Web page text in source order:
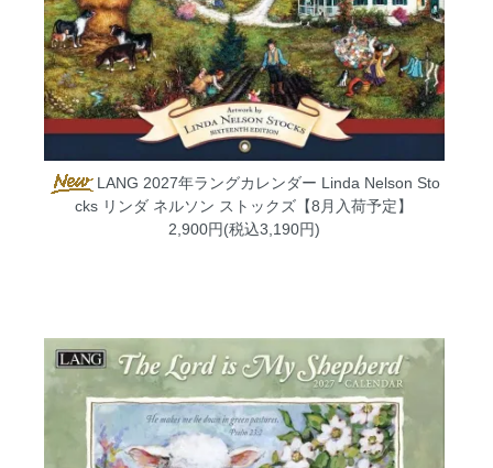
LANG 2027年ラングカレンダー Linda Nelson Sto
cks リンダ ネルソン ストックズ【8月入荷予定】
2,900円(税込3,190円)